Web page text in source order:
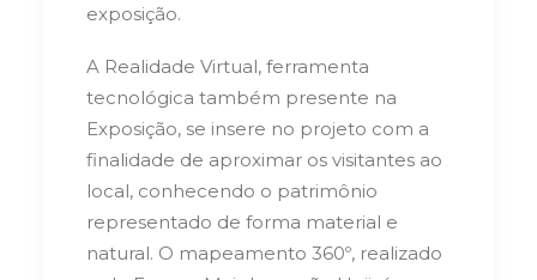
exposição.
A Realidade Virtual, ferramenta
tecnológica também presente na
Exposição, se insere no projeto com a
finalidade de aproximar os visitantes ao
local, conhecendo o patrimônio
representado de forma material e
natural. O mapeamento 360º, realizado